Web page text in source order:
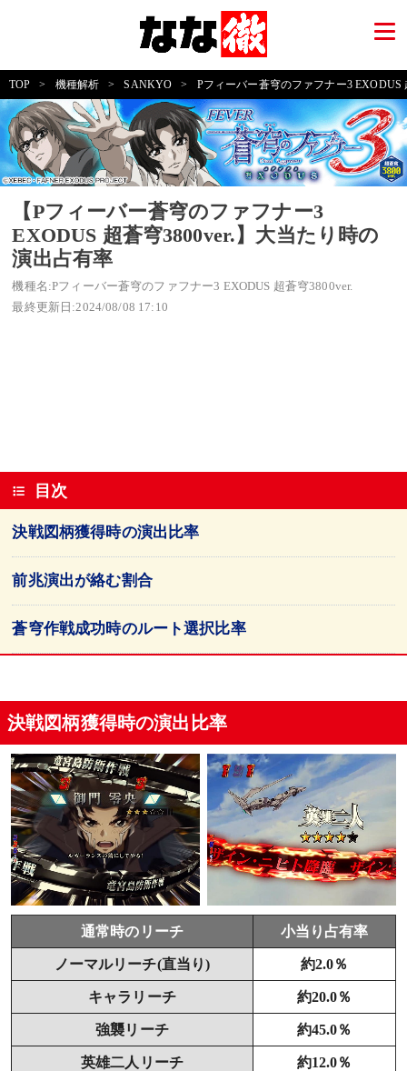
TOP > 機種解析 > SANKYO > Pフィーバー蒼穹のファフナー3 EXODUS
【Pフィーバー蒼穹のファフナー3
EXODUS 超蒼穹3800ver.】大当たり時の
演出占有率
機種名:Pフィーバー蒼穹のファフナー3 EXODUS 超蒼穹3800ver.
最終更新日:2024/08/08 17:10
目次
決戦図柄獲得時の演出比率
前兆演出が絡む割合
蒼穹作戦成功時のルート選択比率
決戦図柄獲得時の演出比率
通常時のリーチ 小当り占有率
ノーマルリーチ(直当り) 約2.0％
キャラリーチ 約20.0％
強襲リーチ 約45.0％
英雄二人リーチ 約12.0％